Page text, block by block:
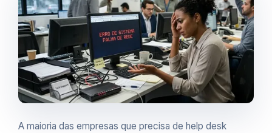
A maioria das empresas que precisa de help desk